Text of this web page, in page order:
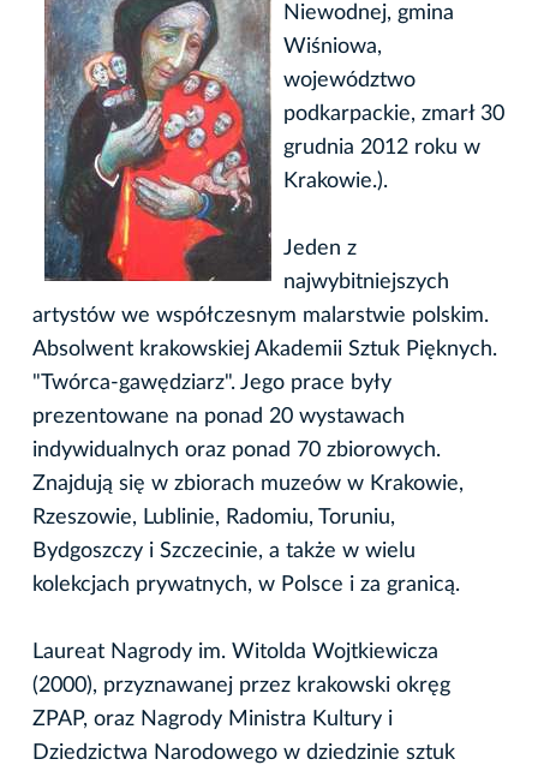
Niewodnej, gmina
Wiśniowa,
województwo
podkarpackie, zmarł 30
grudnia 2012 roku w
Krakowie.).
Jeden z
najwybitniejszych
artystów we współczesnym malarstwie polskim.
Absolwent krakowskiej Akademii Sztuk Pięknych.
"Twórca-gawędziarz". Jego prace były
prezentowane na ponad 20 wystawach
indywidualnych oraz ponad 70 zbiorowych.
Znajdują się w zbiorach muzeów w Krakowie,
Rzeszowie, Lublinie, Radomiu, Toruniu,
Bydgoszczy i Szczecinie, a także w wielu
kolekcjach prywatnych, w Polsce i za granicą.
Laureat Nagrody im. Witolda Wojtkiewicza
(2000), przyznawanej przez krakowski okręg
ZPAP, oraz Nagrody Ministra Kultury i
Dziedzictwa Narodowego w dziedzinie sztuk